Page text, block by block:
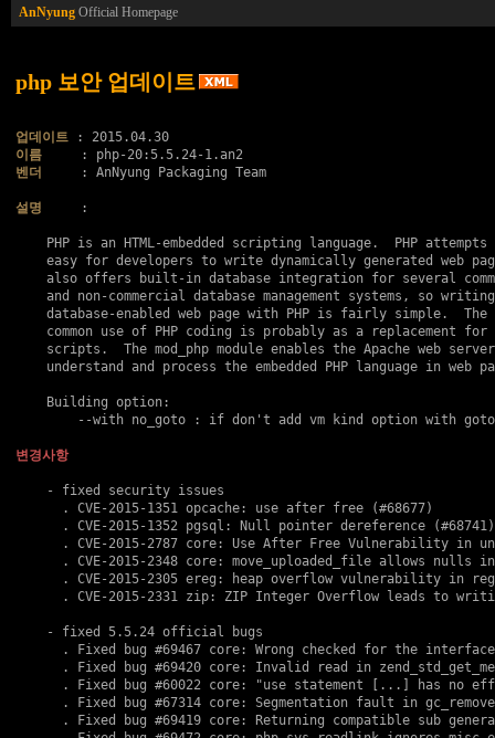
AnNyung Official Homepage
php 보안 업데이트
업데이트
이름
벤더
     : AnNyung Packaging Team
설명
     :
PHP is an HTML-embedded scripting language.  PHP attempts
easy for developers to write dynamically generated web
also offers built-in database integration for several
and non-commercial database management systems, so
database-enabled web page with PHP is fairly simple.  The
common use of PHP coding is probably as a replacement for
scripts.  The mod_php module enables the Apache web
understand and process the embedded PHP language in web
    Building option:
변경사항
    - fixed security issues
      .
CVE-2015-1351 opcache: use after free (#68677)
      .
CVE-2015-1352 pgsql: Null pointer dereference (#68741)
      .
CVE-2015-2787 core: Use After Free Vulnerability in
      .
CVE-2015-2348 core: move_uploaded_file allows nulls
      .
CVE-2015-2305 ereg: heap overflow vulnerability in
      .
CVE-2015-2331 zip: ZIP Integer Overflow leads to
    - fixed 5.5.24 official bugs
      . Fixed bug
#69467 core: Wrong checked for the
      . Fixed bug
#69420 core: Invalid read in
      . Fixed bug
#60022 core: "use statement [...] has no
      . Fixed bug
#67314 core: Segmentation fault in
      . Fixed bug
#69419 core: Returning compatible sub